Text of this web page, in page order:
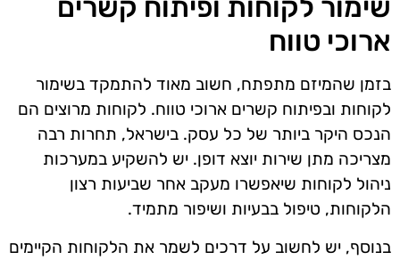
שימור לקוחות ופיתוח קשרים
ארוכי טווח
בזמן שהמיזם מתפתח, חשוב מאוד להתמקד בשימור
לקוחות ובפיתוח קשרים ארוכי טווח. לקוחות מרוצים הם
הנכס היקר ביותר של כל עסק. בישראל, תחרות רבה
מצריכה מתן שירות יוצא דופן. יש להשקיע במערכות
ניהול לקוחות שיאפשרו מעקב אחר שביעות רצון
הלקוחות, טיפול בבעיות ושיפור מתמיד.
בנוסף, יש לחשוב על דרכים לשמר את הלקוחות הקיימים